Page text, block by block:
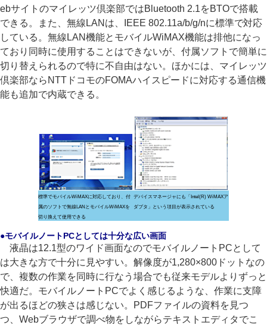
ebサイトのマイレッツ倶楽部ではBluetooth 2.1をBTOで搭載
できる。また、無線LANは、IEEE 802.11a/b/g/nに標準で対応
している。無線LAN機能とモバイルWiMAX機能は排他になっ
ており同時に使用することはできないが、付属ソフトで簡単に
切り替えられるので特に不自由はない。ほかには、マイレッツ
倶楽部ならNTTドコモのFOMAハイスピードに対応する通信機
能も追加で内蔵できる。
標準でモバイルWiMAXに対応しており、付
属のソフトで無線LANとモバイルWiMAXを
切り換えて使用できる
デバイスマネージャにも「Intel(R) WiMAXア
ダプタ」という項目が表示されている
●モバイルノートPCとしては十分な広い画面
液晶は12.1型のワイド画面なのでモバイルノートPCとして
は大きな方で十分に見やすい。解像度が1,280×800ドットなの
で、複数の作業を同時に行なう場合でも従来モデルよりずっと
快適だ。モバイルノートPCでよく感じるような、作業に支障
が出るほどの狭さは感じない。PDFファイルの資料を見つ
つ、Webブラウザで調べ物をしながらテキストエディタでこ